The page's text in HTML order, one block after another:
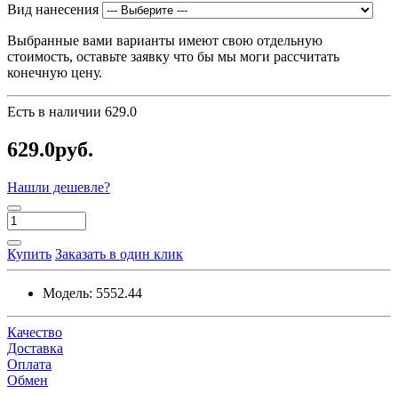
Вид нанесения
Выбранные вами варианты имеют свою отдельную
стоимость, оставьте заявку что бы мы моги рассчитать
конечную цену.
Есть в наличии 629.0
629.0руб.
Нашли дешевле?
Купить Заказать в один клик
Модель: 5552.44
Качество
Доставка
Оплата
Обмен